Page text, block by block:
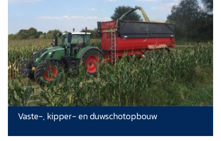
Vaste-, kipper- en duwschotopbouw